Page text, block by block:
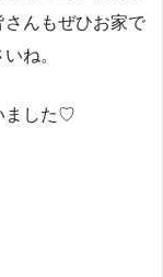
んもぜひお家で
ね。
ました♡